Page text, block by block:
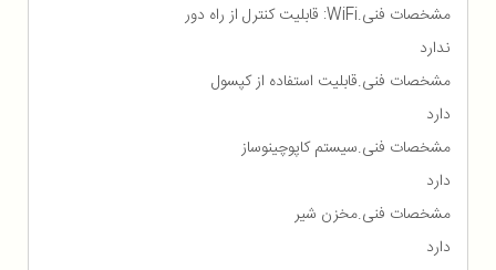
مشخصات فنی.WiFi: قابلیت کنترل از راه دور
ندارد
مشخصات فنی.قابلیت استفاده از کپسول
دارد
مشخصات فنی.سیستم کاپوچینوساز
دارد
مشخصات فنی.مخزن شیر
دارد